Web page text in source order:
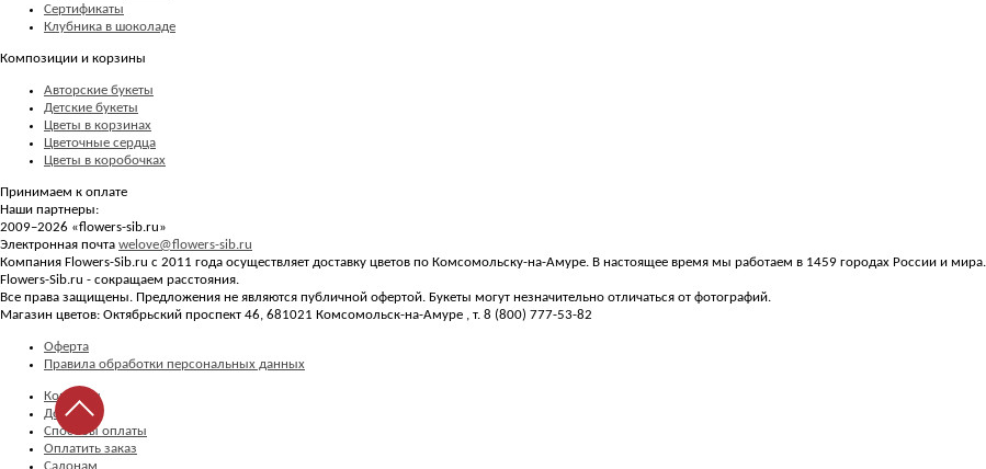
Сертификаты
Клубника в шоколаде
Композиции и корзины
Авторские букеты
Детские букеты
Цветы в корзинах
Цветочные сердца
Цветы в коробочках
Принимаем к оплате
Наши партнеры:
2009–2026 «flowers-sib.ru»
Электронная почта welove@flowers-sib.ru
Компания Flowers-Sib.ru с 2011 года осуществляет доставку цветов по Комсомольску-на-Амуре. В настоящее время мы работаем в 1459 городах России и мира.
Flowers-Sib.ru - сокращаем расстояния.
Все права защищены. Предложения не являются публичной офертой. Букеты могут незначительно отличаться от фотографий.
Магазин цветов: Октябрьский проспект 46 681021 Комсомольск-на-Амуре , т. 8 (800) 777-53-82
Оферта
Правила обработки персональных данных
Контакты
Доставка
Способы оплаты
Оплатить заказ
Салонам